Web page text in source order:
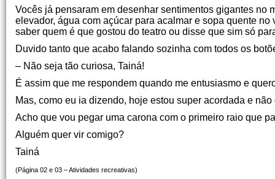
Vocês já pensaram em desenhar sentimentos gigantes no
elevador, água com açúcar para acalmar e sopa quente
saber quem é que gostou do teatro ou disse que sim só
Duvido tanto que acabo falando sozinha com todos os
– Não seja tão curiosa, Tainá!
É assim que me respondem quando me entusiasmo e
Mas, como eu ia dizendo, hoje estou super acordada e
Acho que vou pegar uma carona com o primeiro raio que
Alguém quer vir comigo?
Tainá
(Página 02 e 03 – Atividades recreativas)